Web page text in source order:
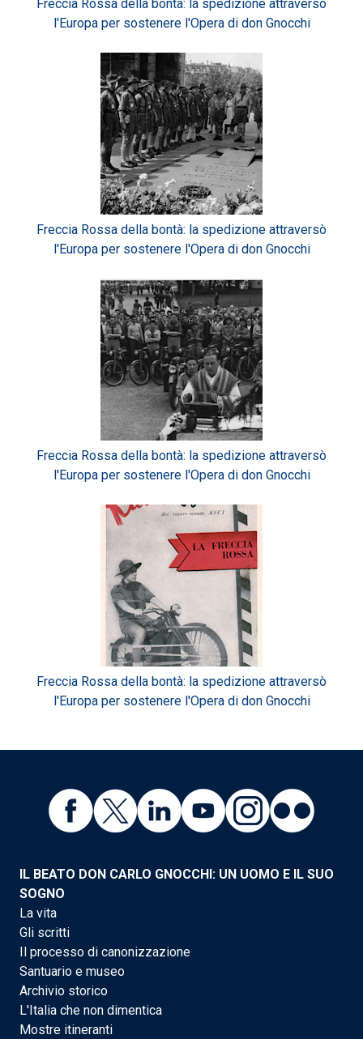
Freccia Rossa della bontà: la spedizione attraversò
l'Europa per sostenere l'Opera di don Gnocchi
Freccia Rossa della bontà: la spedizione attraversò
l'Europa per sostenere l'Opera di don Gnocchi
Freccia Rossa della bontà: la spedizione attraversò
l'Europa per sostenere l'Opera di don Gnocchi
Freccia Rossa della bontà: la spedizione attraversò
l'Europa per sostenere l'Opera di don Gnocchi
IL BEATO DON CARLO GNOCCHI: UN UOMO E IL SUO
SOGNO
La vita
Gli scritti
Il processo di canonizzazione
Santuario e museo
Archivio storico
L'Italia che non dimentica
Mostre itineranti